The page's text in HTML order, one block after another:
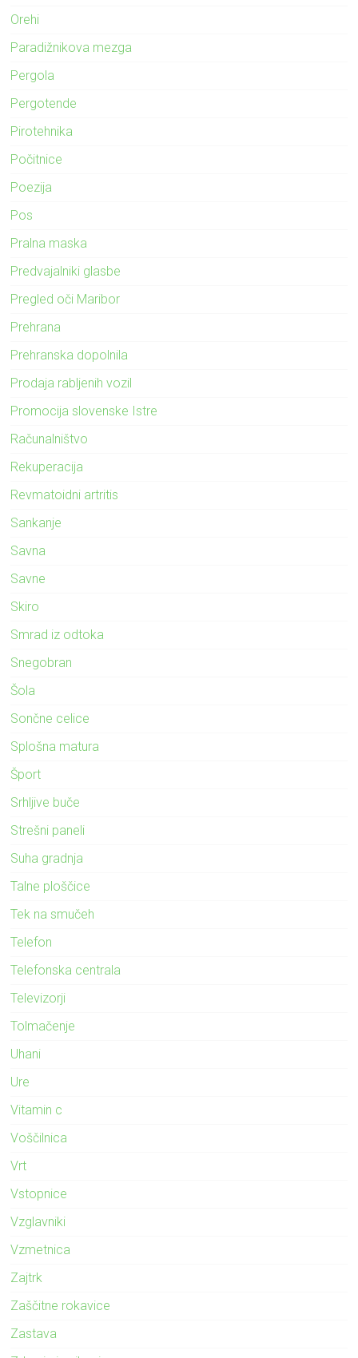
Orehi
Paradižnikova mezga
Pergola
Pergotende
Pirotehnika
Počitnice
Poezija
Pos
Pralna maska
Predvajalniki glasbe
Pregled oči Maribor
Prehrana
Prehranska dopolnila
Prodaja rabljenih vozil
Promocija slovenske Istre
Računalništvo
Rekuperacija
Revmatoidni artritis
Sankanje
Savna
Savne
Skiro
Smrad iz odtoka
Snegobran
Šola
Sončne celice
Splošna matura
Šport
Srhljive buče
Strešni paneli
Suha gradnja
Talne ploščice
Tek na smučeh
Telefon
Telefonska centrala
Televizorji
Tolmačenje
Uhani
Ure
Vitamin c
Voščilnica
Vrt
Vstopnice
Vzglavniki
Vzmetnica
Zajtrk
Zaščitne rokavice
Zastava